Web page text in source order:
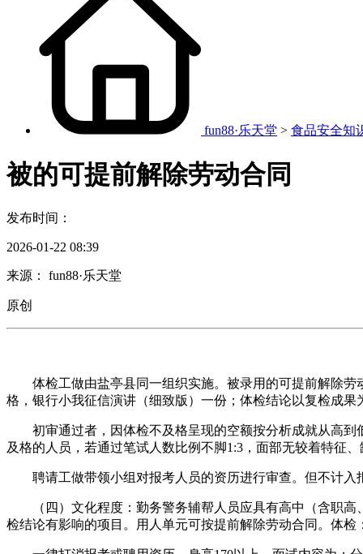
fun88·乐天堂 > 食品安全知
被的可提前解除劳动合同
发布时间：
2026-01-22 08:39
来源： fun88·乐天堂
原创
体检工做由盐亭县同一组织实施。被录用的可提前解除劳
格，银行小我征信演讲（细致版）一份；体检结论以复检成
初审通过者，因体检不及格呈现的空额按分析成就从高到
及格的人员，若通过笔试人数比例不脚1:3，面部无较着特征
聘请工做带领小组对报考人员的资历进行审查。但不计入
（四）文化程度：勤务警务辅帮人员应具有高中（含职高
检结论有影响的项目。用人单元可按提前解除劳动合同。体